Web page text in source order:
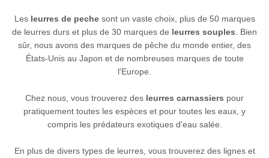
Les leurres de pechesont un vaste choix, plus de 50 marques
de leurres durs et plus de 30 marques de leurres souples . Bien
sûr, nous avons des marques de pêche du monde entier, des
États-Unis au Japon et de nombreuses marques de toute
l'Europe.
Chez nous, vous trouverez des leurres carnassiers pour
pratiquement toutes les espèces et pour toutes les eaux, y
compris les prédateurs exotiques d'eau salée.
En plus de divers types de leurres, vous trouverez des lignes et